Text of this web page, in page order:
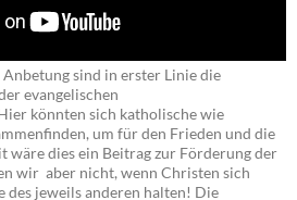
sind in erster Linie die
evangelischen
könnten sich katholische wie
um für den Frieden und die
wäre dies ein Beitrag zur Förderung der
wir aber nicht, wenn Christen sich
des jeweils anderen halten! Die